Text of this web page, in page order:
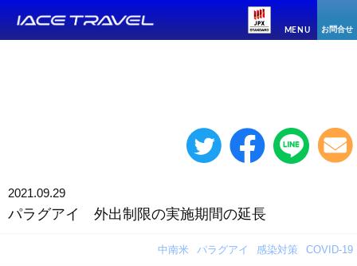
MENU お問合せ
2021.09.29
パラグアイ 外出制限の実施期間の延長
中南米 パラグアイ 感染対策 COVID-19